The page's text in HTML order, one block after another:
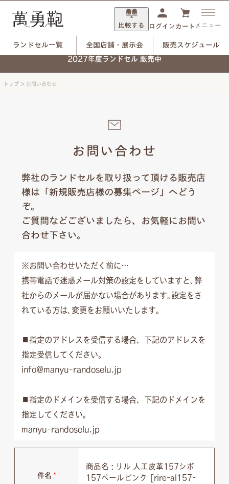
比較する ログイン カート メニュー
販売スケジュール
ランドセル一覧
全国店舗・展示会
2027年度ランドセル 販売中
トップ > お問い合わせ
お問い合わせ
弊社のランドセルを取り扱って頂ける販売店
様は「新規販売店様の募集ページ」へどう
ぞ。
ご質問などございましたら、お気軽にお問い
合わせ下さい。
※お問い合わせいただく前に…
携帯電話で迷惑メール対策の設定をしていますと､弊
社からのメールが届かない場合があります｡設定をさ
れている方は､変更をお願いいたします｡
■指定のアドレスを受信する場合、下記のアドレスを
指定受信してください。
info@manyu-randoselu.jp
■指定のドメインを受信する場合、下記のドメインを
指定してください。
manyu-randoselu.jp
件名 *
商品名 : リル 人工皮革157シボ
157ペールピンク [rire-al157-